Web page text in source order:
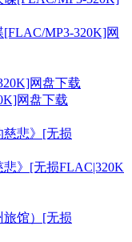
MP3-320K]网
网盘下载
》[无损FLAC|320K